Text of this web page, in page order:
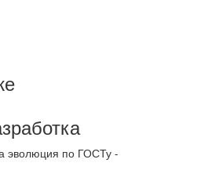
эволюция по ГОСТу -